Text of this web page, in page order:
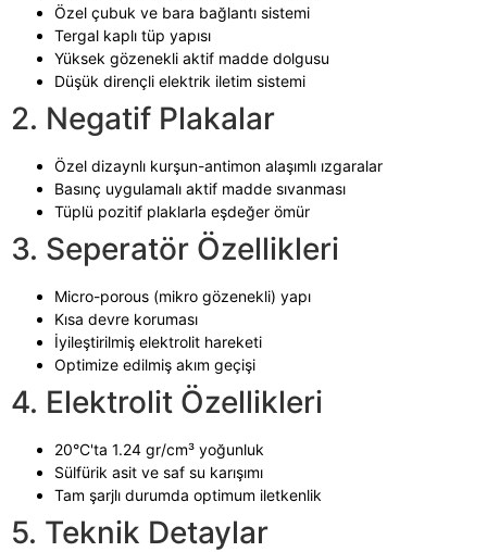
Özel çubuk ve bara bağlantı sistemi
Tergal kaplı tüp yapısı
Yüksek gözenekli aktif madde dolgusu
Düşük dirençli elektrik iletim sistemi
2. Negatif Plakalar
Özel dizaynlı kurşun-antimon alaşımlı ızgaralar
Basınç uygulamalı aktif madde sıvanması
Tüplü pozitif plaklarla eşdeğer ömür
3. Seperatör Özellikleri
Micro-porous (mikro gözenekli) yapı
Kısa devre koruması
İyileştirilmiş elektrolit hareketi
Optimize edilmiş akım geçişi
4. Elektrolit Özellikleri
20°C'ta 1.24 gr/cm³ yoğunluk
Sülfürik asit ve saf su karışımı
Tam şarjlı durumda optimum iletkenlik
5. Teknik Detaylar